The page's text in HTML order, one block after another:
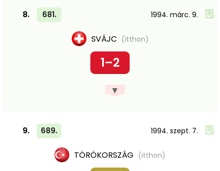
8. 681. 1994. márc. 9.
SVÁJC (itthon)
1–2
▼
9. 689. 1994. szept. 7.
TÖRÖKORSZÁG (itthon)